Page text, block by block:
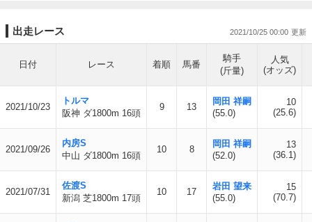
出走レース 2021/10/25 00:00
日付 レース 着順 馬番
騎手
(斤量)
人気
(オッズ)
2021/10/23
トルマ
阪神 ダ1800m 16頭
9 13
岡田 祥嗣
(55.0)
10
(25.6)
2021/09/26
内房S
中山 ダ1800m 16頭
10 8
岡田 祥嗣
(52.0)
13
(36.1)
2021/07/31
佐渡S
新潟 芝1800m 17頭
10 17
岩田 望来
(55.0)
15
(70.7)